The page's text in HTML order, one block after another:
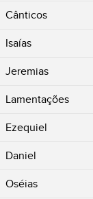
Cânticos
Isaías
Jeremias
Lamentações
Ezequiel
Daniel
Oséias